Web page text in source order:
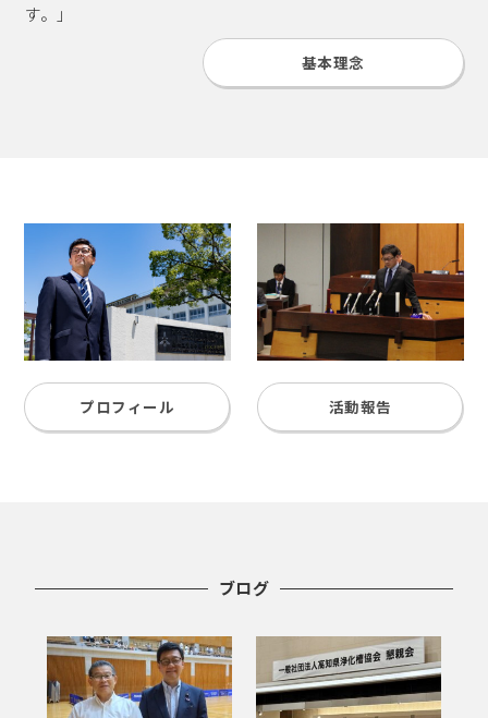
令和8年 東京消防出初式
す。」
基本理念
プロフィール 活動報告
ブログ